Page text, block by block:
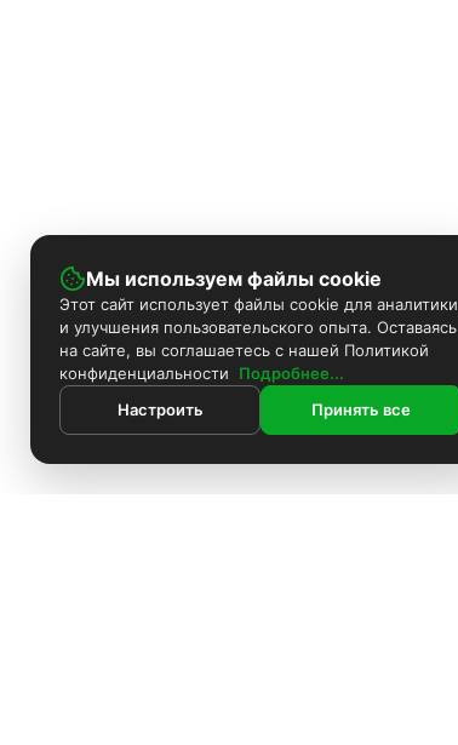
Мы используем файлы cookie
Этот сайт использует файлы cookie для аналитики
и улучшения пользовательского опыта. Оставаясь
на сайте, вы соглашаетесь с нашей Политикой
конфиденциальности
Подробнее...
Настроить
Принять все